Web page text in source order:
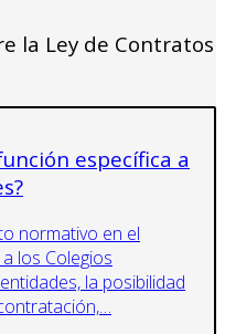
la Ley de Contratos
específica a
normativo en el
los Colegios
la posibilidad